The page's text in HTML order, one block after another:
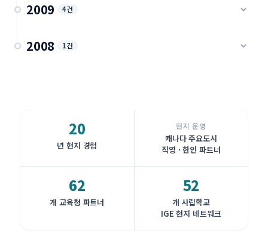
IGE 기숙사 생활 기록 (2013)
직영 교육원 · 2010
IGE 아보츠포드 중고등교육원 (2010)
2009 4건
학교 사례 · 2009
IGE 관리형 — 델타 SHS 공립 초등 K-7 (2009)
IGE 관리형 — 밴쿠버 St.James 가톨릭 사립 (2009)
학교 사례 · 2009
2008 1건
20
년 현지 경험
현지 운영
캐나다 주요도시
직영 · 한인 파트너
62
개 교육청 파트너
52
개 사립학교
IGE 현지 네트워크